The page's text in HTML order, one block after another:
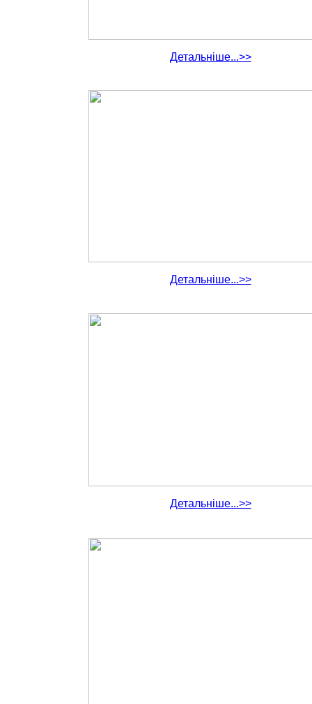
Детальніше...>>
Детальніше...>>
Детальніше...>>